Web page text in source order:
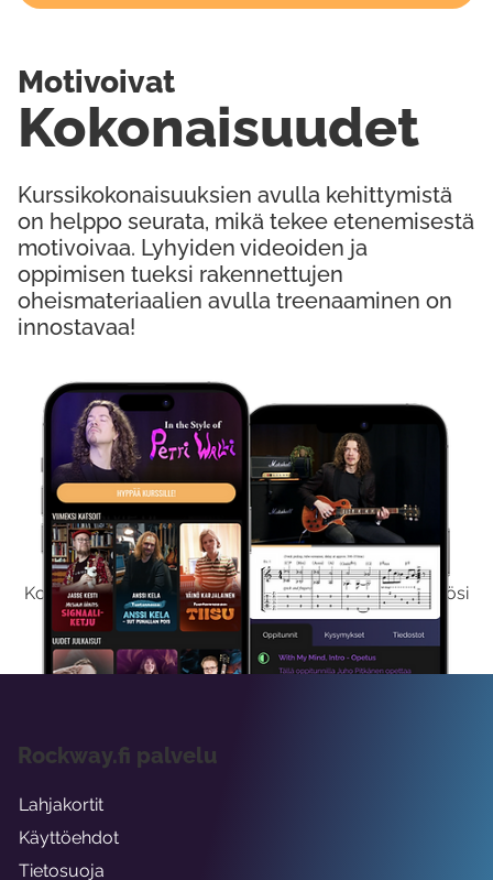
Kokeile Ilmaiseksi
Kokeilemalla ilmaiseksi saat koko sisältömme käyttöösi
viikon ajaksi.
Kurssikokonaisuuksien avulla kehittymistä
on helppo seurata, mikä tekee etenemisestä
motivoivaa. Lyhyiden videoiden ja
oppimisen tueksi rakennettujen
oheismateriaalien avulla treenaaminen on
innostavaa!
Kokonaisuudet
Motivoivat
Rockway.fi palvelu
Lahjakortit
Käyttöehdot
Tietosuoja